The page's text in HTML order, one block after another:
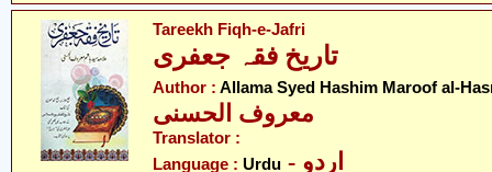
Tareekh Fiqh-e-Jafri
تاریخ فقہ جعفری
Author : Allama Syed Hashim Maroof al-
معروف الحسنی
Translator :
Language : Urdu - اردو